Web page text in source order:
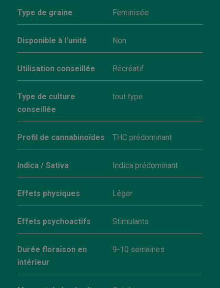
Type de graine Feminisée
Disponible à l'unité Non
Utilisation conseillée Récréatif
Type de culture
conseillée
tout type
Profil de cannabinoïdes THC prédominant
Indica / Sativa Indica prédominant
Effets physiques Léger
Effets psychoactifs Stimulants
Durée floraison en
intérieur
9-10 semaines